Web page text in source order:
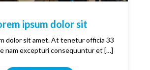
ipsum dolor sit
dolor sit amet. At tenetur officia 33
nam excepturi consequuntur et […]